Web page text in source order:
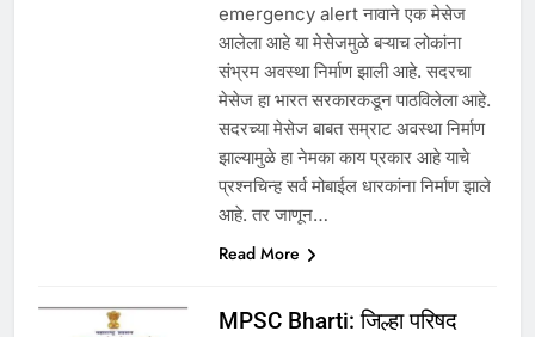
emergency alert नावाने एक मेसेज
आलेला आहे या मेसेजमुळे बऱ्याच लोकांना
संभ्रम अवस्था निर्माण झाली आहे. सदरचा
मेसेज हा भारत सरकारकडून पाठविलेला आहे.
सदरच्या मेसेज बाबत सम्राट अवस्था निर्माण
झाल्यामुळे हा नेमका काय प्रकार आहे याचे
प्रश्नचिन्ह सर्व मोबाईल धारकांना निर्माण झाले
आहे. तर जाणून…
Read More
MPSC Bharti: जिल्हा परिषद